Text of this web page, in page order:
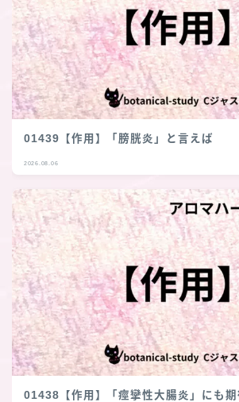
01439【作用】「膀胱炎」と言えば
2026.08.06
01438【作用】「痙攣性大腸炎」にも期